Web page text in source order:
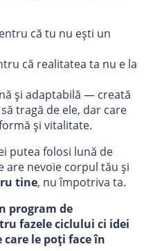
că tu nu ești un
că realitatea ta nu e la
și adaptabilă — creată
tragă de ele, dar care
și vitalitate.
putea folosi lună de
are nevoie corpul tău și
tine, nu împotriva ta.
program de
fazele ciclului ci idei
le poți face în